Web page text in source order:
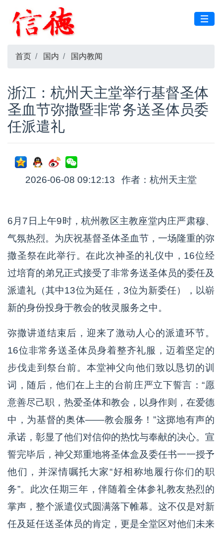
首页 国内 国内教闻
浙江：杭州天主堂举行基督圣体
圣血节弥撒暨非常务送圣体员委
任派遣礼
2026-06-08 09:12:13 作者：杭州天主堂
6月7日上午9时，杭州教区主教座堂内庄严肃穆、
气氛热烈。为庆祝基督圣体圣血节，一场隆重的弥
撒圣祭在此举行。在此次神圣的礼仪中，16位经
过培育的弟兄正式接受了非常务送圣体员的委任及
派遣礼（其中13位为延任，3位为新委任），以崭
新的身份投身于教会的牧灵服务之中。
弥撒讲道结束后，迎来了激动人心的派遣环节。
16位非常务送圣体员身着整齐礼服，迈着坚定的
步伐走到祭台前。本堂神父向他们致以恳切的训
词，随后，他们在上主的台前庄严立下誓言：“愿
意善尽己职，热爱圣体和教会，以身作则，在爱德
中，为基督的奥体——教会服务！”这掷地有声的
承诺，彰显了他们对信仰的热忱与奉献的决心。宣
誓完毕后，神父郑重地将圣体盒及委任书一一授予
他们，并深情嘱托大家“好相称地履行你们的职
务”。此次任期三年，伴随着全体参礼教友热烈的
掌声，整个派遣仪式圆满落下帷幕。这不仅是对新
任及延任送圣体员的肯定，更是全堂区对他们未来